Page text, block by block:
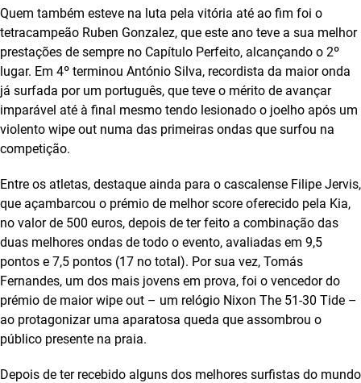
Quem também esteve na luta pela vitória até ao fim foi o
tetracampeão Ruben Gonzalez, que este ano teve a sua melhor
prestações de sempre no Capítulo Perfeito, alcançando o 2º
lugar. Em 4º terminou António Silva, recordista da maior onda
já surfada por um português, que teve o mérito de avançar
imparável até à final mesmo tendo lesionado o joelho após um
violento wipe out numa das primeiras ondas que surfou na
competição.
Entre os atletas, destaque ainda para o cascalense Filipe Jervis,
que açambarcou o prémio de melhor score oferecido pela Kia,
no valor de 500 euros, depois de ter feito a combinação das
duas melhores ondas de todo o evento, avaliadas em 9,5
pontos e 7,5 pontos (17 no total). Por sua vez, Tomás
Fernandes, um dos mais jovens em prova, foi o vencedor do
prémio de maior wipe out – um relógio Nixon The 51-30 Tide –
ao protagonizar uma aparatosa queda que assombrou o
público presente na praia.
Depois de ter recebido alguns dos melhores surfistas do mundo